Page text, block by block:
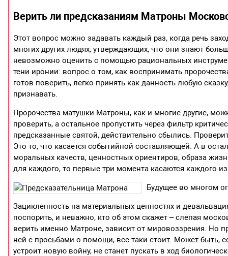
Верить ли предсказаниям Матроны
Этот вопрос можно задавать каждый раз, когда речь
многих других людях, утверждающих, что они знают
невозможно оценить с помощью рациональных
тени иронии: вопрос о том, как воспринимать
готов поверить, легко принять как данность любую
признавать.
Пророчества матушки Матроны, как и многие другие,
проверить, а остальное пропустить через фильтр
предсказанные святой, действительно сбылись.
Это то, что касается событийной составляющей. А в
моральных качеств, ценностных ориентиров, образа
для каждого, то первые три момента касаются каждого
Будущее во многом
Зацикленность на материальных ценностях и
поспорить, и неважно, кто об этом скажет – слепая
верить именно Матроне, зависит от мировоззрения. Но
ней с просьбами о помощи, все-таки стоит. Может быть,
устроит новую войну, не станет пускать в ход